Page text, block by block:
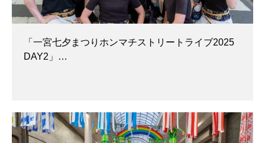
「一宮七夕まつりホンマチストリートライブ2025
DAY2」…